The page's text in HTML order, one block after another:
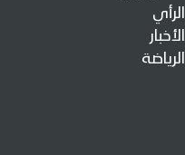
الرأي
الأخبار
الرياضة